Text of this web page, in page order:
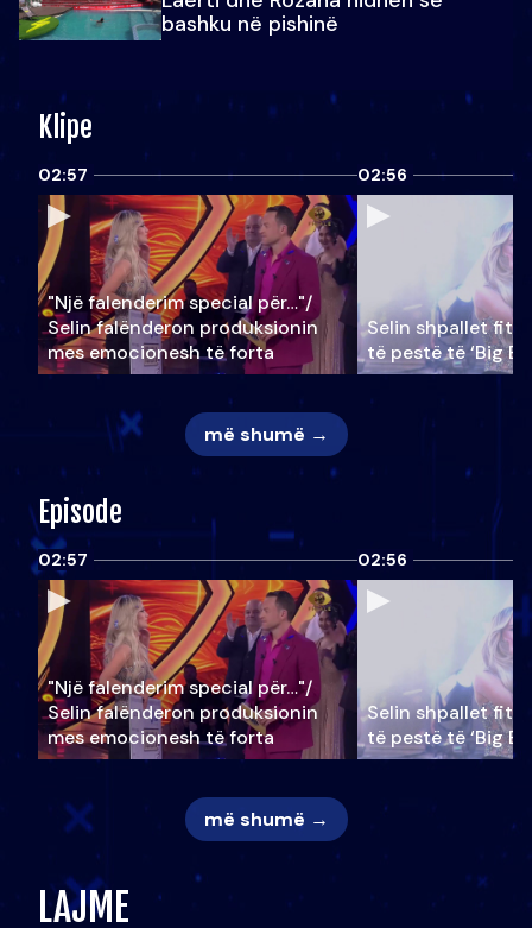
bashku në pishinë
Klipe
02:57
"Një falenderim special për…"/
Selin falënderon produksionin
mes emocionesh të forta
02:56
Selin shpallet
të pestë të ‘Big
më shumë →
Episode
02:57
"Një falenderim special për…"/
Selin falënderon produksionin
mes emocionesh të forta
02:56
Selin shpallet
të pestë të ‘Big
më shumë →
LAJME